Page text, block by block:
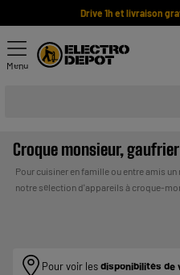
Drive 1h et livraison
Menu
Croque monsieur, gaufrier
Pour cuisiner en famille ou entre amis
notre sélection d'appareils à croque-
Facile à utiliser et à nettoyer grâce à
CREDIT VOUS ENGAGE ET
Pour voir lesdisponibilités de